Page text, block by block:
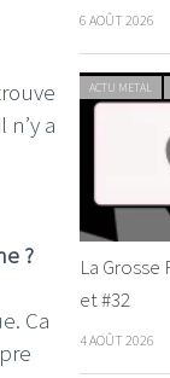
a
?
Ca
6 AOÛT 2026
ACTU METAL
La Grosse
et #32
4 AOÛT 2026